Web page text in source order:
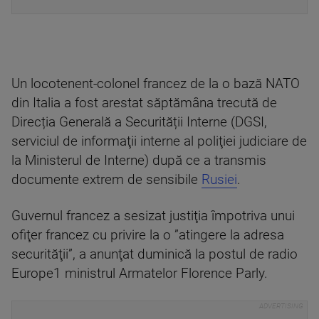
Un locotenent-colonel francez de la o bază NATO
din Italia a fost arestat săptămâna trecută de
Direcția Generală a Securității Interne (DGSI,
serviciul de informaţii interne al poliţiei judiciare de
la Ministerul de Interne) după ce a transmis
documente extrem de sensibile Rusiei.
Guvernul francez a sesizat justiţia împotriva unui
ofiţer francez cu privire la o ”atingere la adresa
securităţii”, a anunţat duminică la postul de radio
Europe1 ministrul Armatelor Florence Parly.